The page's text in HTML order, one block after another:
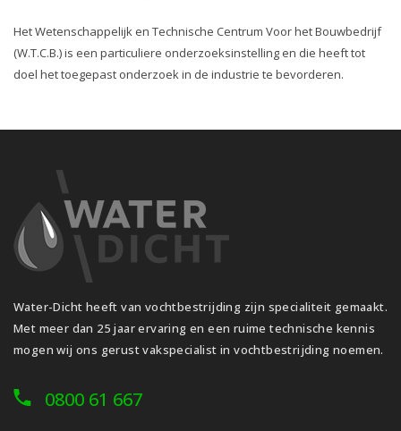
Het Wetenschappelijk en Technische Centrum Voor het Bouwbedrijf
(W.T.C.B.) is een particuliere onderzoeksinstelling en die heeft tot
doel het toegepast onderzoek in de industrie te bevorderen.
Water-Dicht heeft van vochtbestrijding zijn specialiteit gemaakt.
Met meer dan 25 jaar ervaring en een ruime technische kennis
mogen wij ons gerust vakspecialist in vochtbestrijding noemen.
0800 61 667